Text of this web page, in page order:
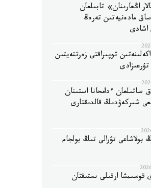
اڭعارىنان» تابىلعان
مادەنيەتىن تەرەڭ
اشادى
توپىراقتى زەرتتەيتىن
تۇرعىزادى
ساتىلعان ءدامحانا استىنان
شىركەۋدىڭ قالدىقتارى
بولاشاعى تۋرالى تىڭ بولجام
قوسىمشا ارقىلى ىستىقتان